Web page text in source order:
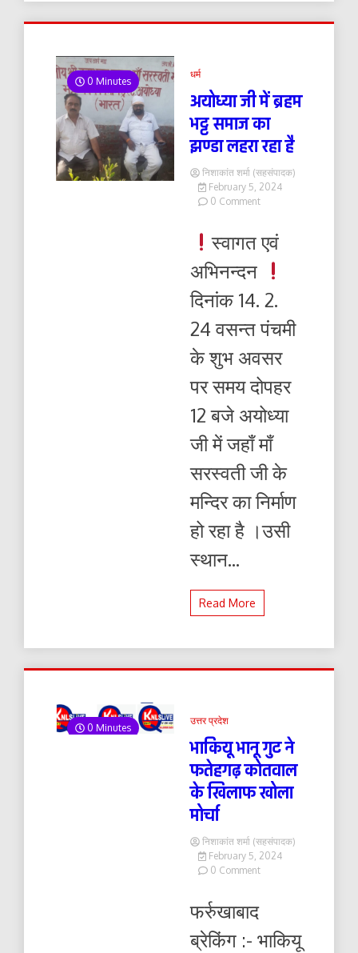
0 Minutes
धर्म
अयोध्या जी में ब्रहम
भट्ट समाज का
झण्डा लहरा रहा है
निशाकांत शर्मा (सहसंपादक)
February 5, 2024
0 Commenton
में
भट्ट
का
लहरा
है
स्वागत एवं
अभिनन्दन
दिनांक 14. 2.
24 वसन्त पंचमी
के शुभ अवसर
पर समय दोपहर
12 बजे अयोध्या
जी में जहाँ माँ
सरस्वती जी के
मन्दिर का निर्माण
हो रहा है ।उसी
स्थान...
Read More
0 Minutes
उत्तर प्रदेश
भाकियू भानू गुट ने
फतेहगढ़ कोतवाल
के खिलाफ खोला
मोर्चा
निशाकांत शर्मा (सहसंपादक)
February 5, 2024
0 Commenton
फतेहगढ़
फर्रुखाबाद
ब्रेकिंग :- भाकियू